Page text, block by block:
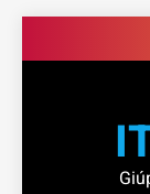
to